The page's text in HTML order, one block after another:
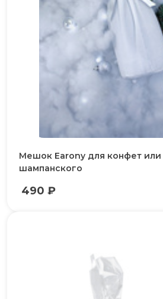
Мешок Earony для конфет или
шампанского
490 ₽